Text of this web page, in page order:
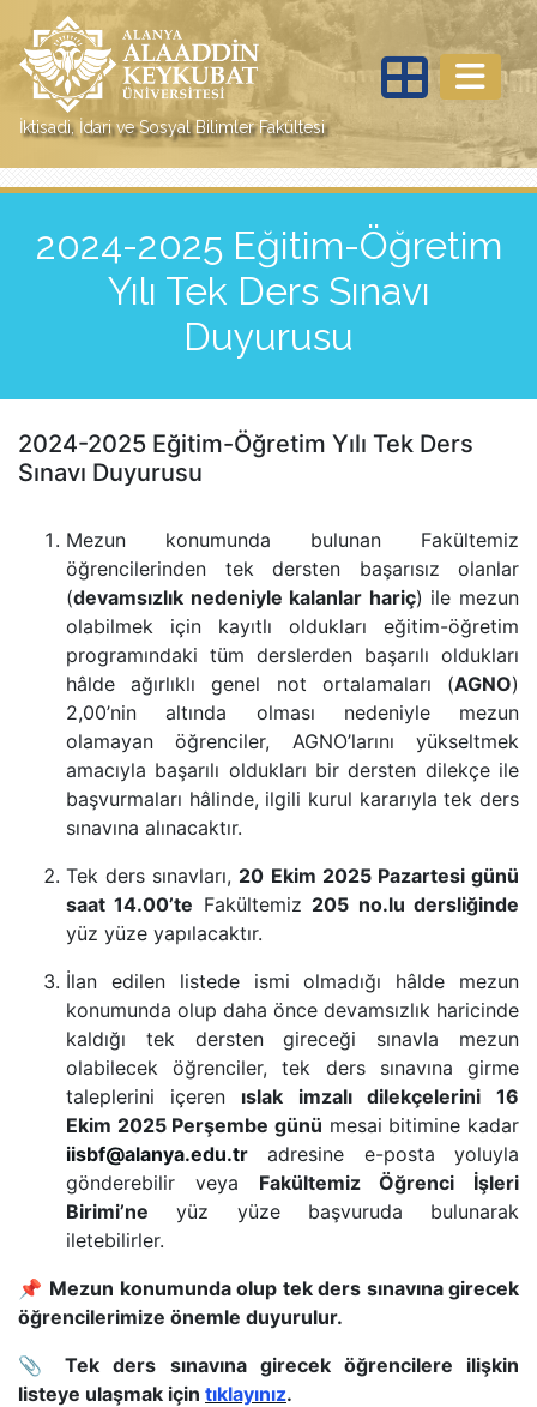
İktisadi, İdari ve Sosyal Bilimler Fakültesi
2024-2025 Eğitim-Öğretim
Yılı Tek Ders Sınavı
Duyurusu
2024-2025 Eğitim-Öğretim Yılı Tek Ders
Sınavı Duyurusu
Mezun konumunda bulunan Fakültemiz
öğrencilerinden tek dersten başarısız olanlar
(devamsızlık nedeniyle kalanlar hariç) ile mezun
olabilmek için kayıtlı oldukları eğitim-öğretim
programındaki tüm derslerden başarılı oldukları
hâlde ağırlıklı genel not ortalamaları (AGNO)
2,00’nin altında olması nedeniyle mezun
olamayan öğrenciler, AGNO’larını yükseltmek
amacıyla başarılı oldukları bir dersten dilekçe ile
başvurmaları hâlinde, ilgili kurul kararıyla tek ders
sınavına alınacaktır.
Tek ders sınavları, 20 Ekim 2025 Pazartesi günü
saat 14.00’te Fakültemiz 205 no.lu dersliğinde
yüz yüze yapılacaktır.
İlan edilen listede ismi olmadığı hâlde mezun
konumunda olup daha önce devamsızlık haricinde
kaldığı tek dersten gireceği sınavla mezun
olabilecek öğrenciler, tek ders sınavına girme
taleplerini içeren ıslak imzalı dilekçelerini
16
Ekim 2025 Perşembe günü mesai bitimine kadar
iisbf@alanya.edu.tr adresine e-posta yoluyla
gönderebilir veya Fakültemiz Öğrenci İşleri
Birimi’ne yüz yüze başvuruda bulunarak
iletebilirler.
📌 Mezun konumunda olup tek ders sınavına girecek
öğrencilerimize önemle duyurulur.
📎Tek ders sınavına girecek öğrencilere ilişkin
listeye ulaşmak için tıklayınız.